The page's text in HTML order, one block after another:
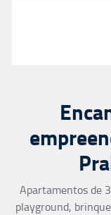
Apartamentos de
playground,